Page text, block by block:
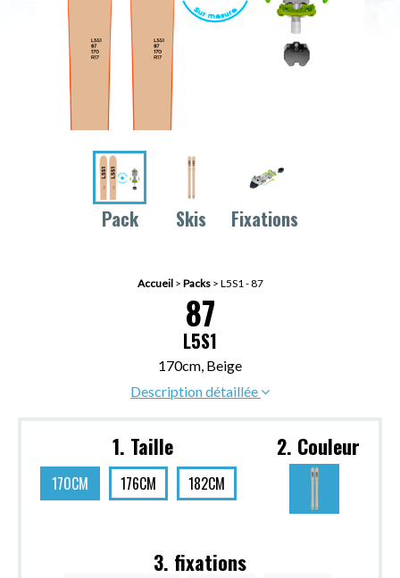
Pack Skis Fixations
Accueil> Packs> L5S1 - 87
87
L5S1
170cm, Beige
Description détaillée
1. Taille
170CM 176CM 182CM
2. Couleur
3. fixations